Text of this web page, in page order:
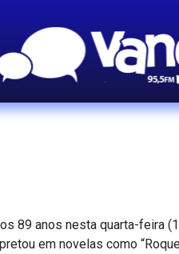
89 anos nesta quarta-feira
em novelas como